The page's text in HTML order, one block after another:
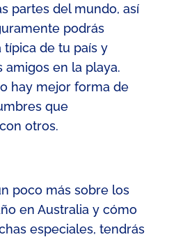
partes del mundo, así
podrás
de tu país y
en la playa.
hay mejor forma de
que
otros.
poco más sobre los
en Australia y cómo
especiales, tendrás